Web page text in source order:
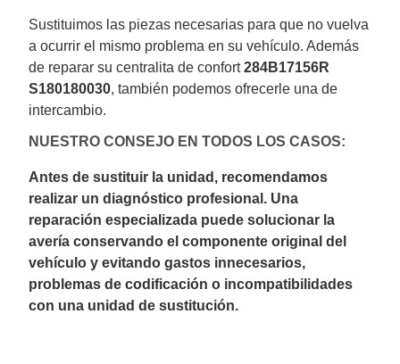
Sustituimos las piezas necesarias para que no vuelva
a ocurrir el mismo problema en su vehículo. Además
de reparar su centralita de confort284B17156R
S180180030, también podemos ofrecerle una de
intercambio.
NUESTRO CONSEJO EN TODOS LOS CASOS:
Antes de sustituir la unidad, recomendamos
realizar un diagnóstico profesional. Una
reparación especializada puede solucionar la
avería conservando el componente original del
vehículo y evitando gastos innecesarios,
problemas de codificación o incompatibilidades
con una unidad de sustitución.